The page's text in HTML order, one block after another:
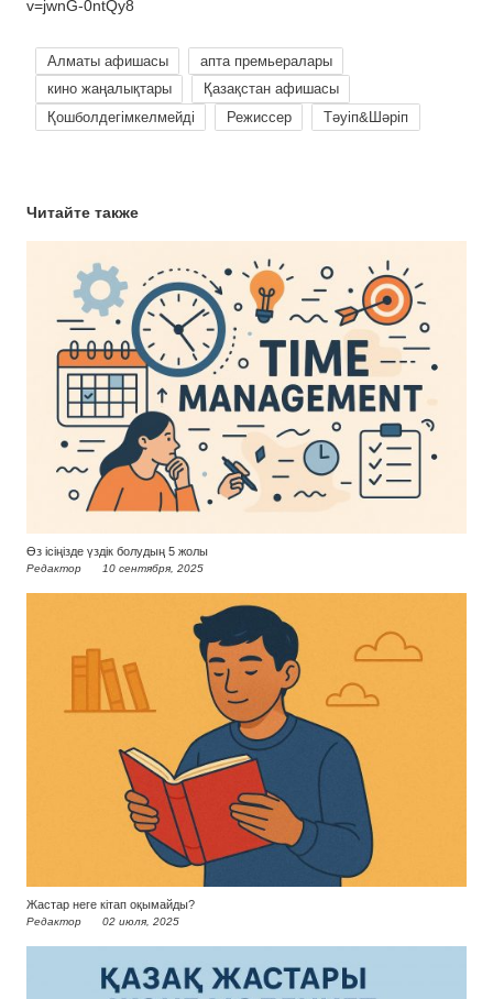
v=jwnG-0ntQy8
Алматы афишасы
апта премьералары
кино жаңалықтары
Қазақстан афишасы
Қошболдегімкелмейді
Режиссер Тәуіп&Шәріп
Читайте также
Өз ісіңізде үздік болудың 5 жолы
Редактор 10 сентября, 2025
Жастар неге кітап оқымайды?
Редактор 02 июля, 2025